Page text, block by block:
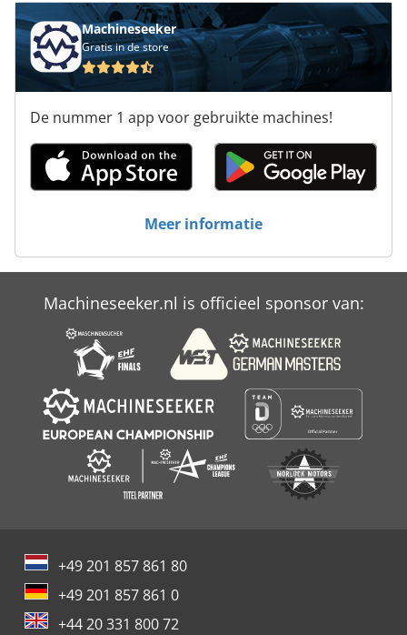
Machineseeker
Gratis in de store
De nummer 1 app voor gebruikte machines!
Meer informatie
Machineseeker.nl is officieel sponsor van:
+49 201 857 861 80
+49 201 857 861 0
+44 20 331 800 72